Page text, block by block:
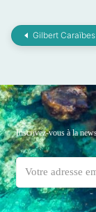
Gilbert Caraïbes
Inscrivez-vous à la